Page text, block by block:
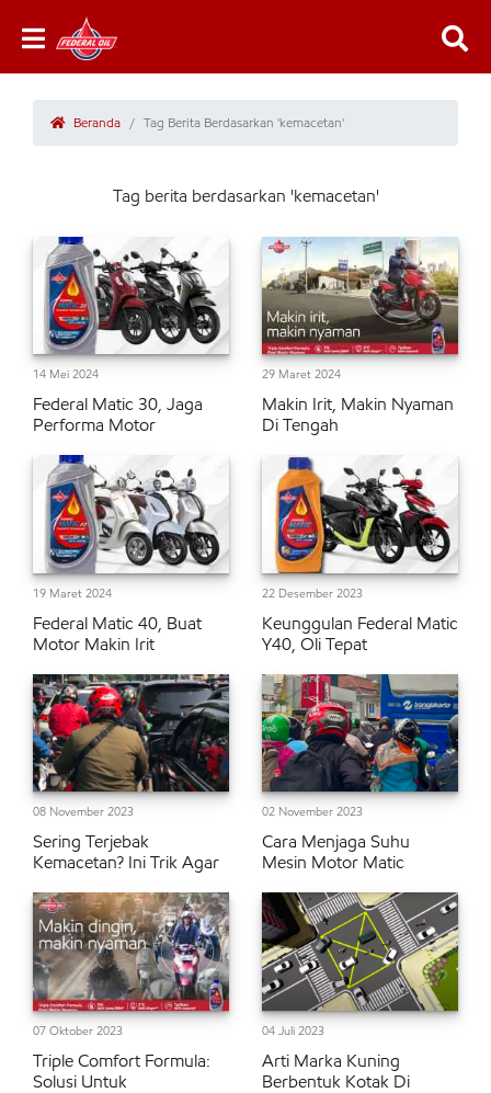
Beranda Tag Berita Berdasarkan 'kemacetan'
Tag berita berdasarkan 'kemacetan'
14 Mei 2024
Federal Matic 30, Jaga
Performa Motor
29 Maret 2024
Makin Irit, Makin Nyaman
Di Tengah
19 Maret 2024
Federal Matic 40, Buat
Motor Makin Irit
22 Desember 2023
Keunggulan Federal Matic
Y40, Oli Tepat
08 November 2023
Sering Terjebak
Kemacetan? Ini Trik Agar
02 November 2023
Cara Menjaga Suhu
Mesin Motor Matic
07 Oktober 2023
Triple Comfort Formula:
Solusi Untuk
04 Juli 2023
Arti Marka Kuning
Berbentuk Kotak Di